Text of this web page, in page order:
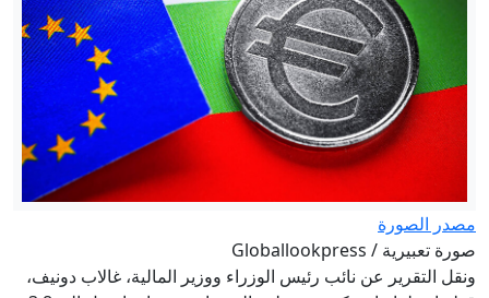
الدفاع الروسية: إصابة مصنع ومستودع
عسكريين في كييف وسفينتين قبالة
سواحل أوديسا
إيران مباشر.. توقعات باتفاق قريب بشأن
هرمز وطهران تتعهد بالدفاع عن مذكرة
مصدر الصورة
صورة تعبيرية / Globallookpress
ونقل التقرير عن نائب رئيس الوزراء ووزير المالية، غالاب دونيف،